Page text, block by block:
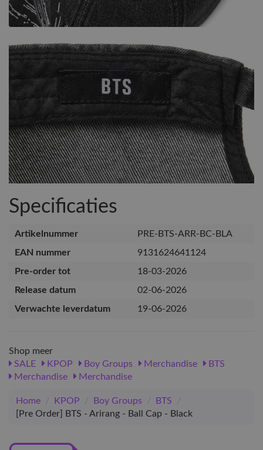
Specificaties
Artikelnummer
PRE-BTS-ARR-BC-BLA
EAN nummer
9131624641124
Pre-order tot
18-03-2026
Release datum
02-06-2026
Verwachte leverdatum
19-06-2026
Shop meer
SALE
KPOP Boy Groups Merchandise
BTS
Merchandise
Merchandise
Home / KPOP / Boy Groups / BTS
/
[Pre Order] BTS - Arirang - Ball Cap - Black